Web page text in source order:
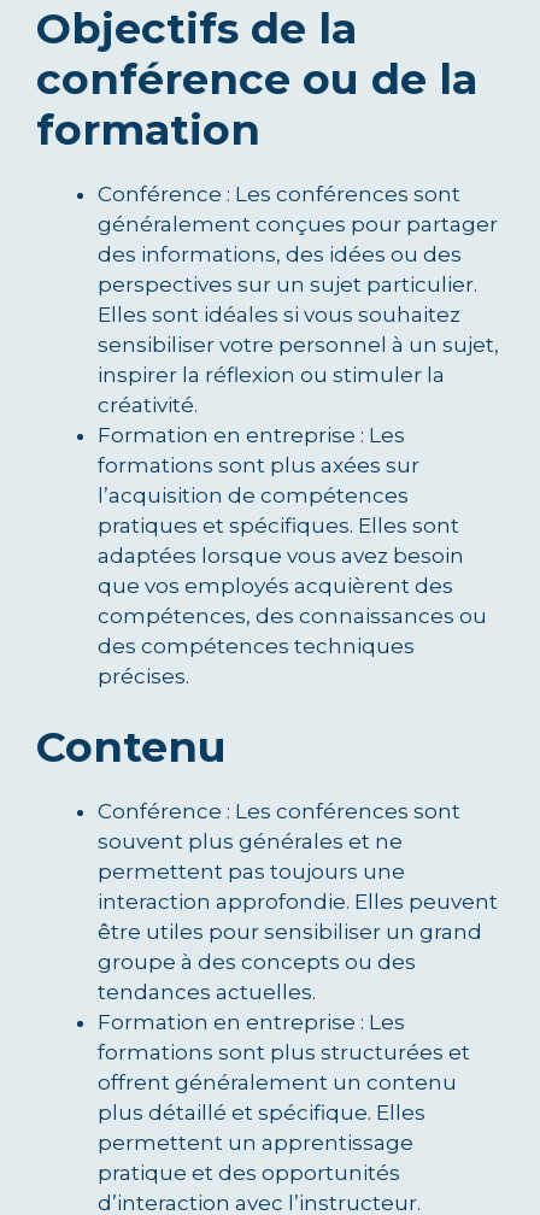
Objectifs de la
conférence ou de la
formation
Conférence : Les conférences sont
généralement conçues pour partager
des informations, des idées ou des
perspectives sur un sujet particulier.
Elles sont idéales si vous souhaitez
sensibiliser votre personnel à un sujet,
inspirer la réflexion ou stimuler la
créativité.
Formation en entreprise : Les
formations sont plus axées sur
l’acquisition de compétences
pratiques et spécifiques. Elles sont
adaptées lorsque vous avez besoin
que vos employés acquièrent des
compétences, des connaissances ou
des compétences techniques
précises.
Contenu
Conférence : Les conférences sont
souvent plus générales et ne
permettent pas toujours une
interaction approfondie. Elles peuvent
être utiles pour sensibiliser un grand
groupe à des concepts ou des
tendances actuelles.
Formation en entreprise : Les
formations sont plus structurées et
offrent généralement un contenu
plus détaillé et spécifique. Elles
permettent un apprentissage
pratique et des opportunités
d’interaction avec l’instructeur.